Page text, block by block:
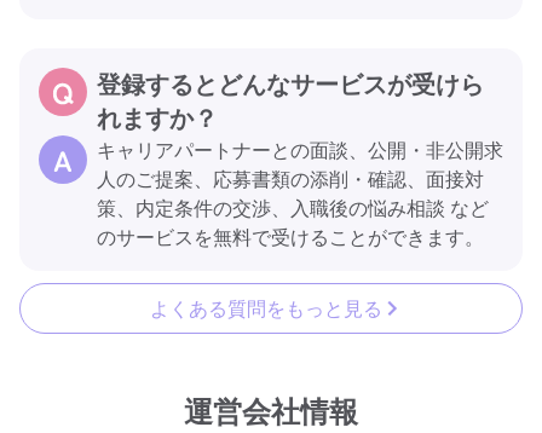
登録するとどんなサービスが受けら
れますか？
キャリアパートナーとの面談、公開・非公開求
人のご提案、応募書類の添削・確認、面接対
策、内定条件の交渉、入職後の悩み相談 など
のサービスを無料で受けることができます。
よくある質問をもっと見る
運営会社情報